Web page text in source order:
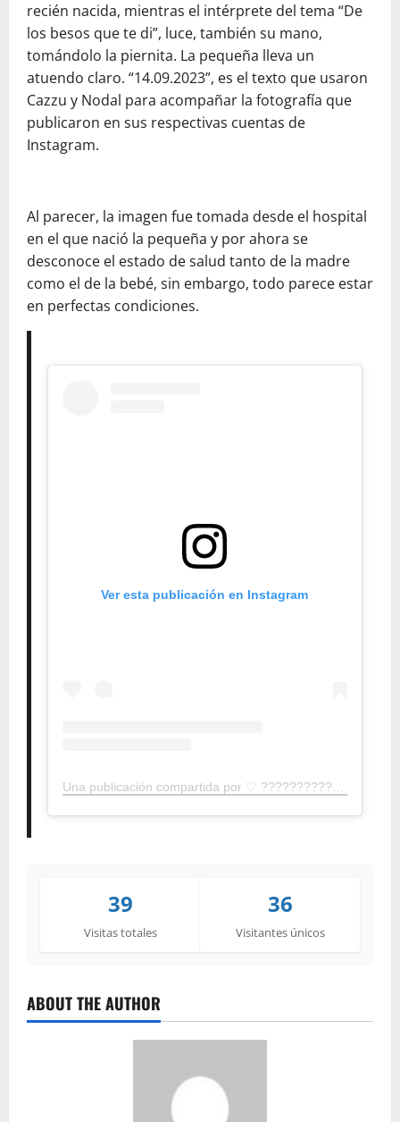
recién nacida, mientras el intérprete del tema “De
los besos que te di”, luce, también su mano,
tomándolo la piernita. La pequeña lleva un
atuendo claro. “14.09.2023”, es el texto que usaron
Cazzu y Nodal para acompañar la fotografía que
publicaron en sus respectivas cuentas de
Instagram.
Al parecer, la imagen fue tomada desde el hospital
en el que nació la pequeña y por ahora se
desconoce el estado de salud tanto de la madre
como el de la bebé, sin embargo, todo parece estar
en perfectas condiciones.
Ver esta publicación en Instagram
39
Visitas totales
36
Visitantes únicos
ABOUT THE AUTHOR